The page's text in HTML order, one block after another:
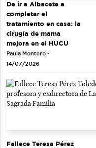
De ir a Albacete a
completar el
tratamiento en casa: la
cirugía de mama
mejora en el HUCU
Paula Montero -
14/07/2026
Fallece Teresa Pérez